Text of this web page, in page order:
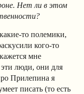
Нет ли в этом
то полемики,
кого-то
мне
люди, они для
Прилепина я
писать (то есть